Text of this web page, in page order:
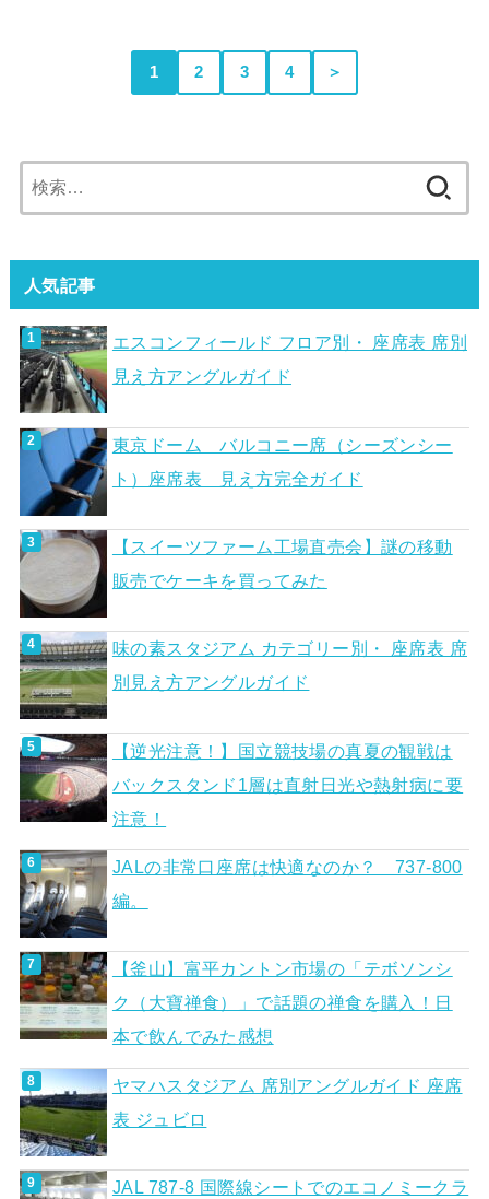
1 2 3 4 ＞
索:
人気記事
エスコンフィールド フロア別・ 座席表 席別
見え方アングルガイド
東京ドーム バルコニー席（シーズンシー
ト）座席表 見え方完全ガイド
【スイーツファーム工場直売会】謎の移動
販売でケーキを買ってみた
味の素スタジアム カテゴリー別・ 座席表 席
別見え方アングルガイド
【逆光注意！】国立競技場の真夏の観戦は
バックスタンド1層は直射日光や熱射病に要
注意！
JALの非常口座席は快適なのか？ 737-800
編。
【釜山】富平カントン市場の「テボソンシ
ク（大寶禅食）」で話題の禅食を購入！日
本で飲んでみた感想
ヤマハスタジアム 席別アングルガイド 座席
表 ジュビロ
JAL 787-8 国際線シートでのエコノミークラ